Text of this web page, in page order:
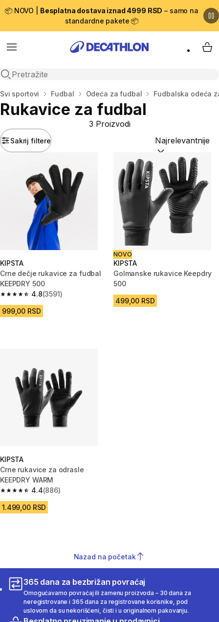
📦 NOVO | Besplatna dostava iznad 4999 RSD – samo na
standardne pakete 📦
Menu
Open search
My
Početna stranica
Svi sportovi Fudbal Odeća za fudbal Fudbalska odeća
Rukavice za fudbal
Sakrij filtere
3 Proizvodi
Sortiraj po:
KIPSTA
Crne dečje rukavice za fudbal
KEEPDRY 500
4.8
4.8 od 5 zvezdica from 3591 Recenzije
(3591)
999,00 RSD
NOVO
KIPSTA
Golmanske rukavice Keepdry
500
499,00 RSD
KIPSTA
Crne rukavice za odrasle
KEEPDRY WARM
4.4
4.4 od 5 zvezdica from 886 Recenzije
(886)
1.499,00 RSD
Nazad na početak
365 dana za bezbrižan povraćaj
Omogućavamo povraćaj ili zamenu proizvoda – 30 dana za
neregistrovane i 365 dana za registrovane korisnike, pod
uslovom da su nekorišćeni, čisti i u originalnom pakovanju.